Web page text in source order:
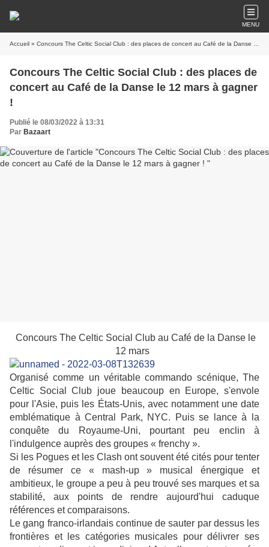
MENU
Accueil » Concours The Celtic Social Club : des places de concert au Café de la Danse le 12 mars à gagner !
Concours The Celtic Social Club : des places de
concert au Café de la Danse le 12 mars à gagner
!
Publié le 08/03/2022 à 13:31
Par Bazaart
Concours The Celtic Social Club au Café de la Danse le
12 mars
Organisé comme un véritable commando scénique, The
Celtic Social Club joue beaucoup en Europe, s'envole
pour l'Asie, puis les États-Unis, avec notamment une date
emblématique à Central Park, NYC. Puis se lance à la
conquête du Royaume-Uni, pourtant peu enclin à
l'indulgence auprès des groupes « frenchy ».
Si les Pogues et les Clash ont souvent été cités pour tenter
de résumer ce « mash-up » musical énergique et
ambitieux, le groupe a peu à peu trouvé ses marques et sa
stabilité, aux points de rendre aujourd'hui caduque
références et comparaisons.
Le gang franco-irlandais continue de sauter par dessus les
frontières et les catégories musicales pour délivrer ses